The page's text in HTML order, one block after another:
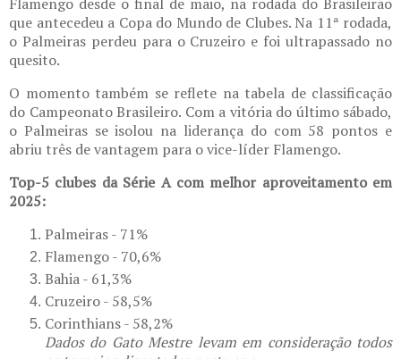
que antecedeu a Copa do Mundo de Clubes. Na 11ª rodada,
o Palmeiras perdeu para o Cruzeiro e foi ultrapassado no
quesito.
O momento também se reflete na tabela de classificação
do Campeonato Brasileiro. Com a vitória do último sábado,
o Palmeiras se isolou na liderança do com 58 pontos e
abriu três de vantagem para o vice-líder Flamengo.
Top-5 clubes da Série A com melhor aproveitamento em
2025:
Palmeiras - 71%
Flamengo - 70,6%
Bahia - 61,3%
Cruzeiro - 58,5%
Corinthians - 58,2%
Dados do Gato Mestre levam em consideração todos